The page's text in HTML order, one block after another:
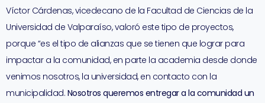
Víctor Cárdenas, vicedecano de la Facultad de Ciencias de la
Universidad de Valparaíso, valoró este tipo de proyectos,
porque “es el tipo de alianzas que se tienen que lograr para
impactar a la comunidad, en parte la academia desde donde
venimos nosotros, la universidad, en contacto con la
municipalidad. Nosotros queremos entregar a la comunidad un